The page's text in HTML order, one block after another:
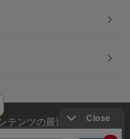
テンツの最適な提供、ト
使用しています。